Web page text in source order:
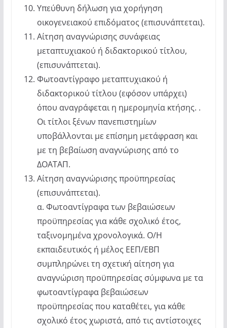
Υπεύθυνη δήλωση για χορήγηση
οικογενειακού επιδόματος (επισυνάπτεται).
Αίτηση αναγνώρισης συνάφειας
μεταπτυχιακού ή διδακτορικού τίτλου,
(επισυνάπτεται).
Φωτοαντίγραφο μεταπτυχιακού ή
διδακτορικού τίτλου (εφόσον υπάρχει)
όπου αναγράφεται η ημερομηνία κτήσης. .
Οι τίτλοι ξένων πανεπιστημίων
υποβάλλονται με επίσημη μετάφραση και
με τη βεβαίωση αναγνώρισης από το
ΔΟΑΤΑΠ.
Αίτηση αναγνώρισης προϋπηρεσίας
(επισυνάπτεται).
α. Φωτοαντίγραφα των βεβαιώσεων
προϋπηρεσίας για κάθε σχολικό έτος,
ταξινομημένα χρονολογικά. Ο/Η
εκπαιδευτικός ή μέλος ΕΕΠ/ΕΒΠ
συμπληρώνει τη σχετική αίτηση για
αναγνώριση προϋπηρεσίας σύμφωνα με τα
φωτοαντίγραφα βεβαιώσεων
προϋπηρεσίας που καταθέτει, για κάθε
σχολικό έτος χωριστά, από τις αντίστοιχες